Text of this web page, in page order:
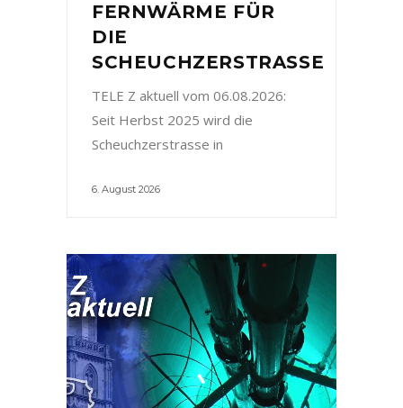
FERNWÄRME FÜR
DIE
SCHEUCHZERSTRASSE
TELE Z aktuell vom 06.08.2026:
Seit Herbst 2025 wird die
Scheuchzerstrasse in
6. August 2026